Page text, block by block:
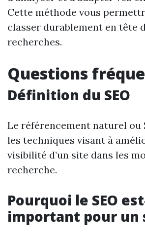
Cette méthode vous
classer durablement en tête
recherches.
Questions
Définition du SEO
Le référencement naturel ou
les techniques visant à
visibilité d’un site dans les
recherche.
Pourquoi le SEO
important pour un